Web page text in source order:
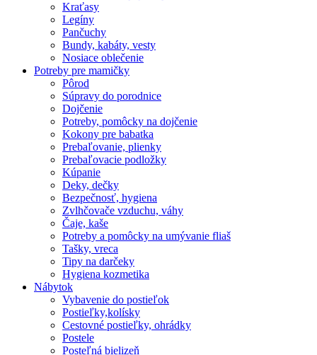
Kraťasy
Legíny
Pančuchy
Bundy, kabáty, vesty
Nosiace oblečenie
Potreby pre mamičky
Pôrod
Súpravy do porodnice
Dojčenie
Potreby, pomôcky na dojčenie
Kokony pre babatka
Prebaľovanie, plienky
Prebaľovacie podložky
Kúpanie
Deky, dečky
Bezpečnosť, hygiena
Zvlhčovače vzduchu, váhy
Čaje, kaše
Potreby a pomôcky na umývanie fliaš
Tašky, vreca
Tipy na darčeky
Hygiena kozmetika
Nábytok
Vybavenie do postieľok
Postieľky,kolísky
Cestovné postieľky, ohrádky
Postele
Posteľná bielizeň